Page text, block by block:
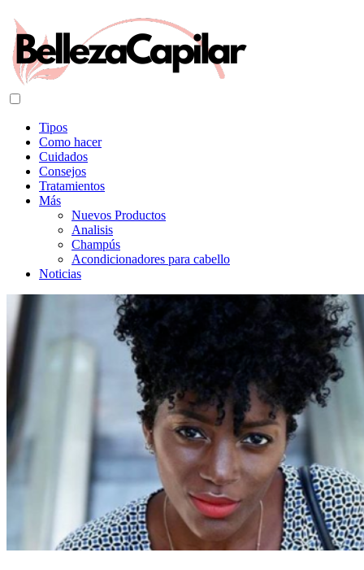
Tipos
Como hacer
Cuidados
Consejos
Tratamientos
Más
Nuevos Productos
Analisis
Champús
Acondicionadores para cabello
Noticias